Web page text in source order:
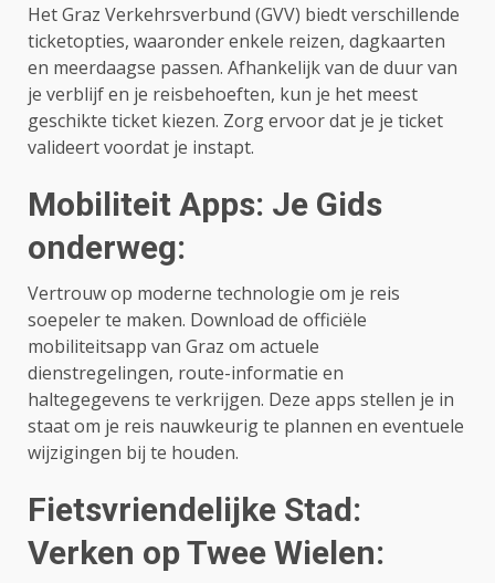
Het Graz Verkehrsverbund (GVV) biedt verschillende
ticketopties, waaronder enkele reizen, dagkaarten
en meerdaagse passen. Afhankelijk van de duur van
je verblijf en je reisbehoeften, kun je het meest
geschikte ticket kiezen. Zorg ervoor dat je je ticket
valideert voordat je instapt.
Mobiliteit Apps: Je Gids
onderweg:
Vertrouw op moderne technologie om je reis
soepeler te maken. Download de officiële
mobiliteitsapp van Graz om actuele
dienstregelingen, route-informatie en
haltegegevens te verkrijgen. Deze apps stellen je in
staat om je reis nauwkeurig te plannen en eventuele
wijzigingen bij te houden.
Fietsvriendelijke Stad:
Verken op Twee Wielen: